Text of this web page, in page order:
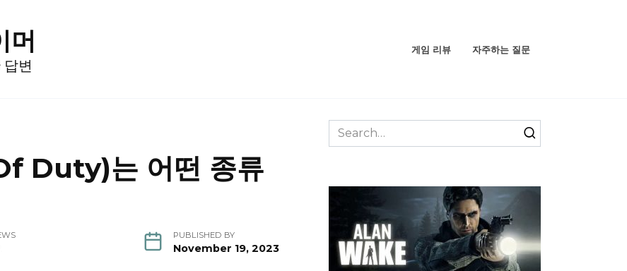
머
변
게임 리뷰 자주하는 질문
Duty)는 어떤 종류
PUBLISHED BY
November 19, 2023
Search
for: